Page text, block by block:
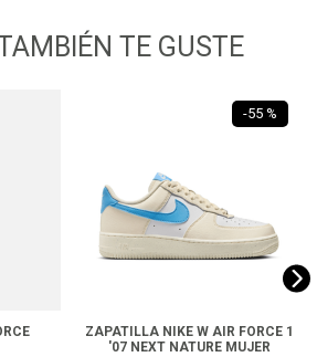
TE GUSTE
-55 %
ZAPATILLA NIKE W AIR FORCE 1
'07 NEXT NATURE MUJER